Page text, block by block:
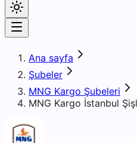
Ana sayfa
Şubeler
MNG Kargo Şubeleri
MNG Kargo İstanbul